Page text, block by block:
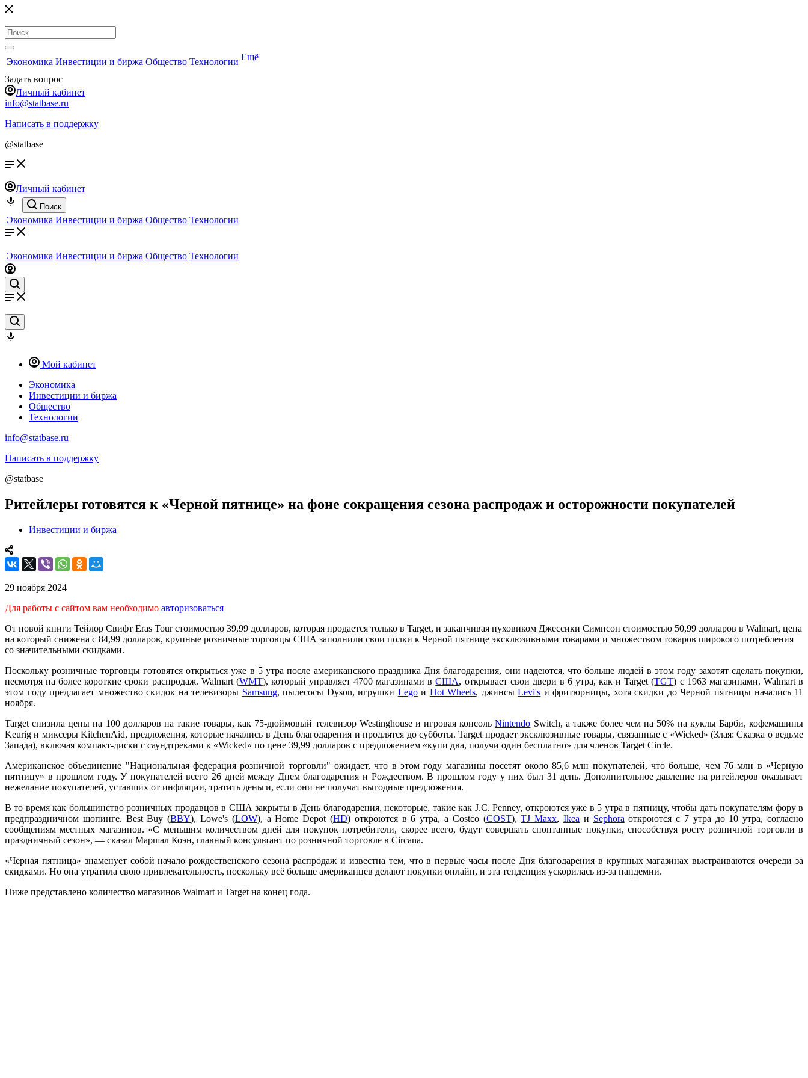
Экономика Инвестиции и биржа Общество Технологии Ещё
Задать вопрос
Личный кабинет
info@statbase.ru
Написать в поддержку
@statbase
Личный кабинет
Поиск
Экономика Инвестиции и биржа Общество Технологии
Экономика Инвестиции и биржа Общество Технологии
Мой кабинет
Экономика
Инвестиции и биржа
Общество
Технологии
info@statbase.ru
Написать в поддержку
@statbase
Ритейлеры готовятся к «Черной пятнице» на фоне сокращения сезона распродаж и осторожности покупателей
Инвестиции и биржа
29 ноября 2024
Для работы с сайтом вам необходимо авторизоваться
От новой книги Тейлор Свифт Eras Tour стоимостью 39,99 долларов, которая продается только в Target, и заканчивая пуховиком Джессики Симпсон стоимостью 50,99 долларов в Walmart, цена
на который снижена с 84,99 долларов, крупные розничные торговцы США заполнили свои полки к Черной пятнице эксклюзивными товарами и множеством товаров широкого потребления
со значительными скидками.
Поскольку розничные торговцы готовятся открыться уже в 5 утра после американского праздника Дня благодарения, они надеются, что больше людей в этом году захотят сделать покупки,
несмотря на более короткие сроки распродаж. Walmart (WMT), который управляет 4700 магазинами вСША, открывает свои двери в 6 утра, как и Target (TGT) с 1963 магазинами. Walmart в
этом году предлагает множество скидок на телевизоры Samsung, пылесосы Dyson, игрушки Legoи Hot Wheels, джинсыLevi's и фритюрницы, хотя скидки до Черной пятницы начались 11
ноября.
Target снизила цены на 100 долларов на такие товары, как 75-дюймовый телевизор Westinghouse и игровая консольNintendo Switch, а также более чем на 50% на куклы Барби, кофемашины
Keurig и миксеры KitchenAid, предложения, которые начались в День благодарения и продлятся до субботы. Target продает эксклюзивные товары, связанные с «Wicked» (Злая: Сказка о ведьме
Запада), включая компакт-диски с саундтреками к «Wicked» по цене 39,99 долларов с предложением «купи два, получи один бесплатно» для членов Target Circle.
Американское объединение "Национальная федерация розничной торговли" ожидает, что в этом году магазины посетят около 85,6 млн покупателей, что больше, чем 76 млн в «Черную
пятницу» в прошлом году. У покупателей всего 26 дней между Днем благодарения и Рождеством. В прошлом году у них был 31 день. Дополнительное давление на ритейлеров оказывает
нежелание покупателей, уставших от инфляции, тратить деньги, если они не получат выгодные предложения.
В то время как большинство розничных продавцов в США закрыты в День благодарения, некоторые, такие как J.C. Penney, откроются уже в 5 утра в пятницу, чтобы дать покупателям фору в
предпраздничном шопинге. Best Buy (BBY), Lowe's (LOW), а Home Depot (HD) откроются в 6 утра, а Costco (COST),TJ Maxx,Ikea и Sephora откроются с 7 утра до 10 утра, согласно
сообщениям местных магазинов. «С меньшим количеством дней для покупок потребители, скорее всего, будут совершать спонтанные покупки, способствуя росту розничной торговли в
праздничный сезон», — сказал Маршал Коэн, главный консультант по розничной торговле в Circana.
«Черная пятница» знаменует собой начало рождественского сезона распродаж и известна тем, что в первые часы после Дня благодарения в крупных магазинах выстраиваются очереди за
скидками. Но она утратила свою привлекательность, поскольку всё больше американцев делают покупки онлайн, и эта тенденция ускорилась из-за пандемии.
Ниже представлено количество магазинов Walmart и Target на конец года.